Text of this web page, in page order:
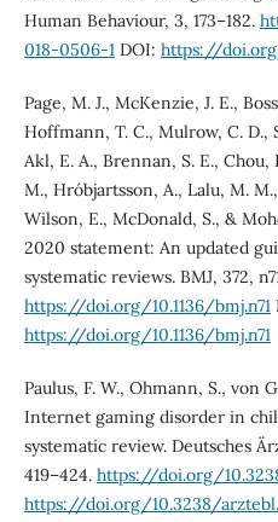
Human Behaviour, 3, 173–182.
018-0506-1DOI: https://
Page, M. J., McKenzie, J. E.,
Hoffmann, T. C., Mulrow, C. D.,
Akl, E. A., Brennan, S. E., Chou,
M., Hróbjartsson, A., Lalu, M.
Wilson, E., McDonald, S., &
2020 statement: An updated
systematic reviews. BMJ, 372,
https://doi.org/10.1136/bmj.n71
https://doi.org/10.1136/bmj.n71
Paulus, F. W., Ohmann, S., von
Internet gaming disorder in
systematic review. Deutsches
419–424. https://doi.org/
https://doi.org/10.3238/